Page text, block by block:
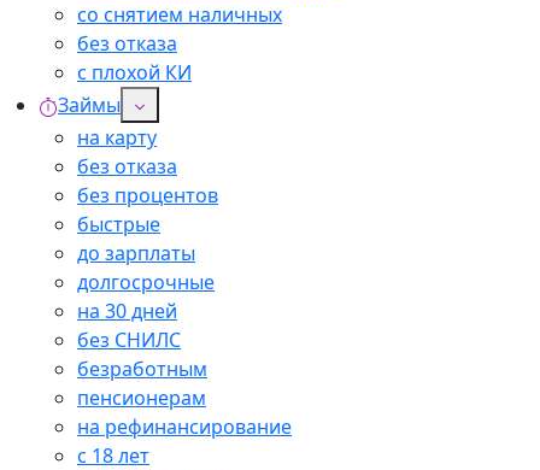
со снятием наличных
без отказа
с плохой КИ
Займы
на карту
без отказа
без процентов
быстрые
до зарплаты
долгосрочные
на 30 дней
без СНИЛС
безработным
пенсионерам
на рефинансирование
с 18 лет